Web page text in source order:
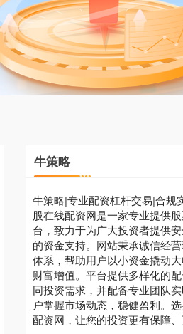
牛策略
牛策略|专业配资杠杆交易|合规
股在线配资网是一家专业提供
台，致力于为广大投资者提供
的资金支持。网站秉承诚信经
体系，帮助用户以小资金撬动
财富增值。平台提供多样化的
同投资需求，并配备专业团队
户掌握市场动态，稳健盈利。
配资网，让您的投资更有保障、